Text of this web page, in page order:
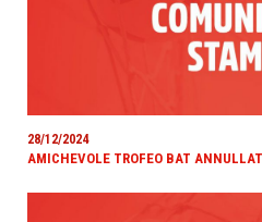
28/12/2024
AMICHEVOLE TROFEO BAT